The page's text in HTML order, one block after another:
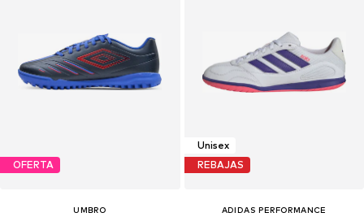
OFERTA
UMBRO
Unisex
REBAJAS
ADIDAS PERFORMANCE